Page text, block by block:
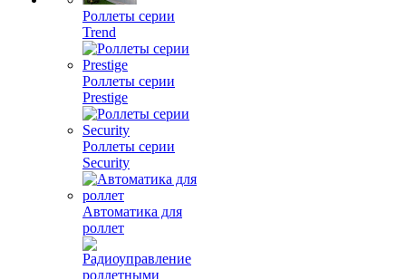
Роллеты серии
Trend
Роллеты серии
Prestige
Роллеты серии
Security
Автоматика для
роллет